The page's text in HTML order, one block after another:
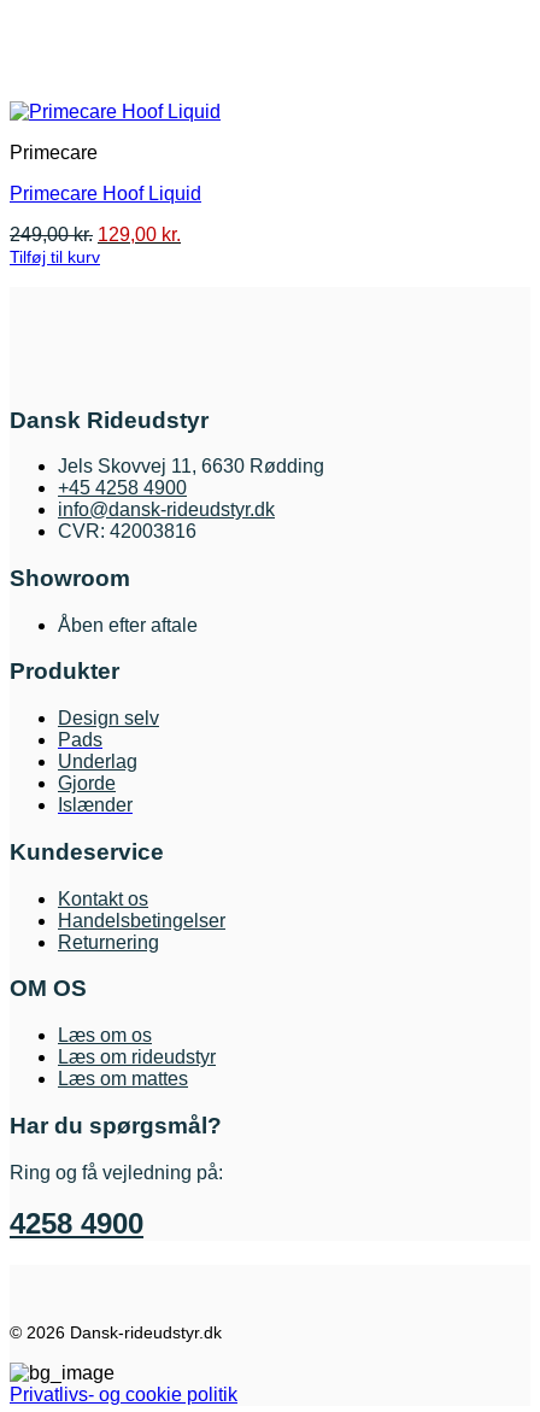
Primecare
Primecare Hoof Liquid
249,00kr. Den
oprindelige
129,00 kr.
Tilføj til kurv
Dansk Rideudstyr
Jels Skovvej 11, 6630 Rødding
+45 4258 4900
info@dansk-rideudstyr.dk
CVR: 42003816
Showroom
Åben efter aftale
Produkter
Design selv
Pads
Underlag
Gjorde
Islænder
Kundeservice
Kontakt os
Handelsbetingelser
Returnering
OM OS
Læs om os
Læs om rideudstyr
Læs om mattes
Har du spørgsmål?
Ring og få vejledning på:
4258 4900
© 2026 Dansk-rideudstyr.dk
Privatlivs- og cookie politik